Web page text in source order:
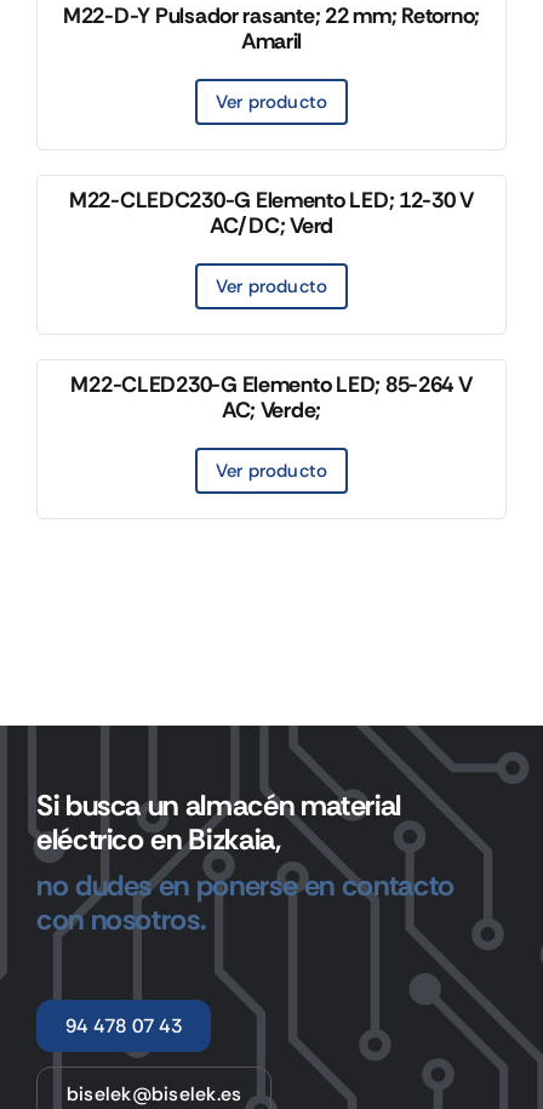
M22-D-Y Pulsador rasante; 22 mm; Retorno;
Amaril
Ver producto
M22-CLEDC230-G Elemento LED; 12-30 V
AC/DC; Verd
Ver producto
M22-CLED230-G Elemento LED; 85-264 V
AC; Verde;
Ver producto
Si busca un almacén material
eléctrico en Bizkaia,
no dudes en ponerse en contacto
con nosotros.
94 478 07 43
biselek@biselek.es